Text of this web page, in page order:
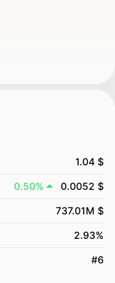
1.04 $
0.50% 0.0052 $
737.01M $
2.93%
#6